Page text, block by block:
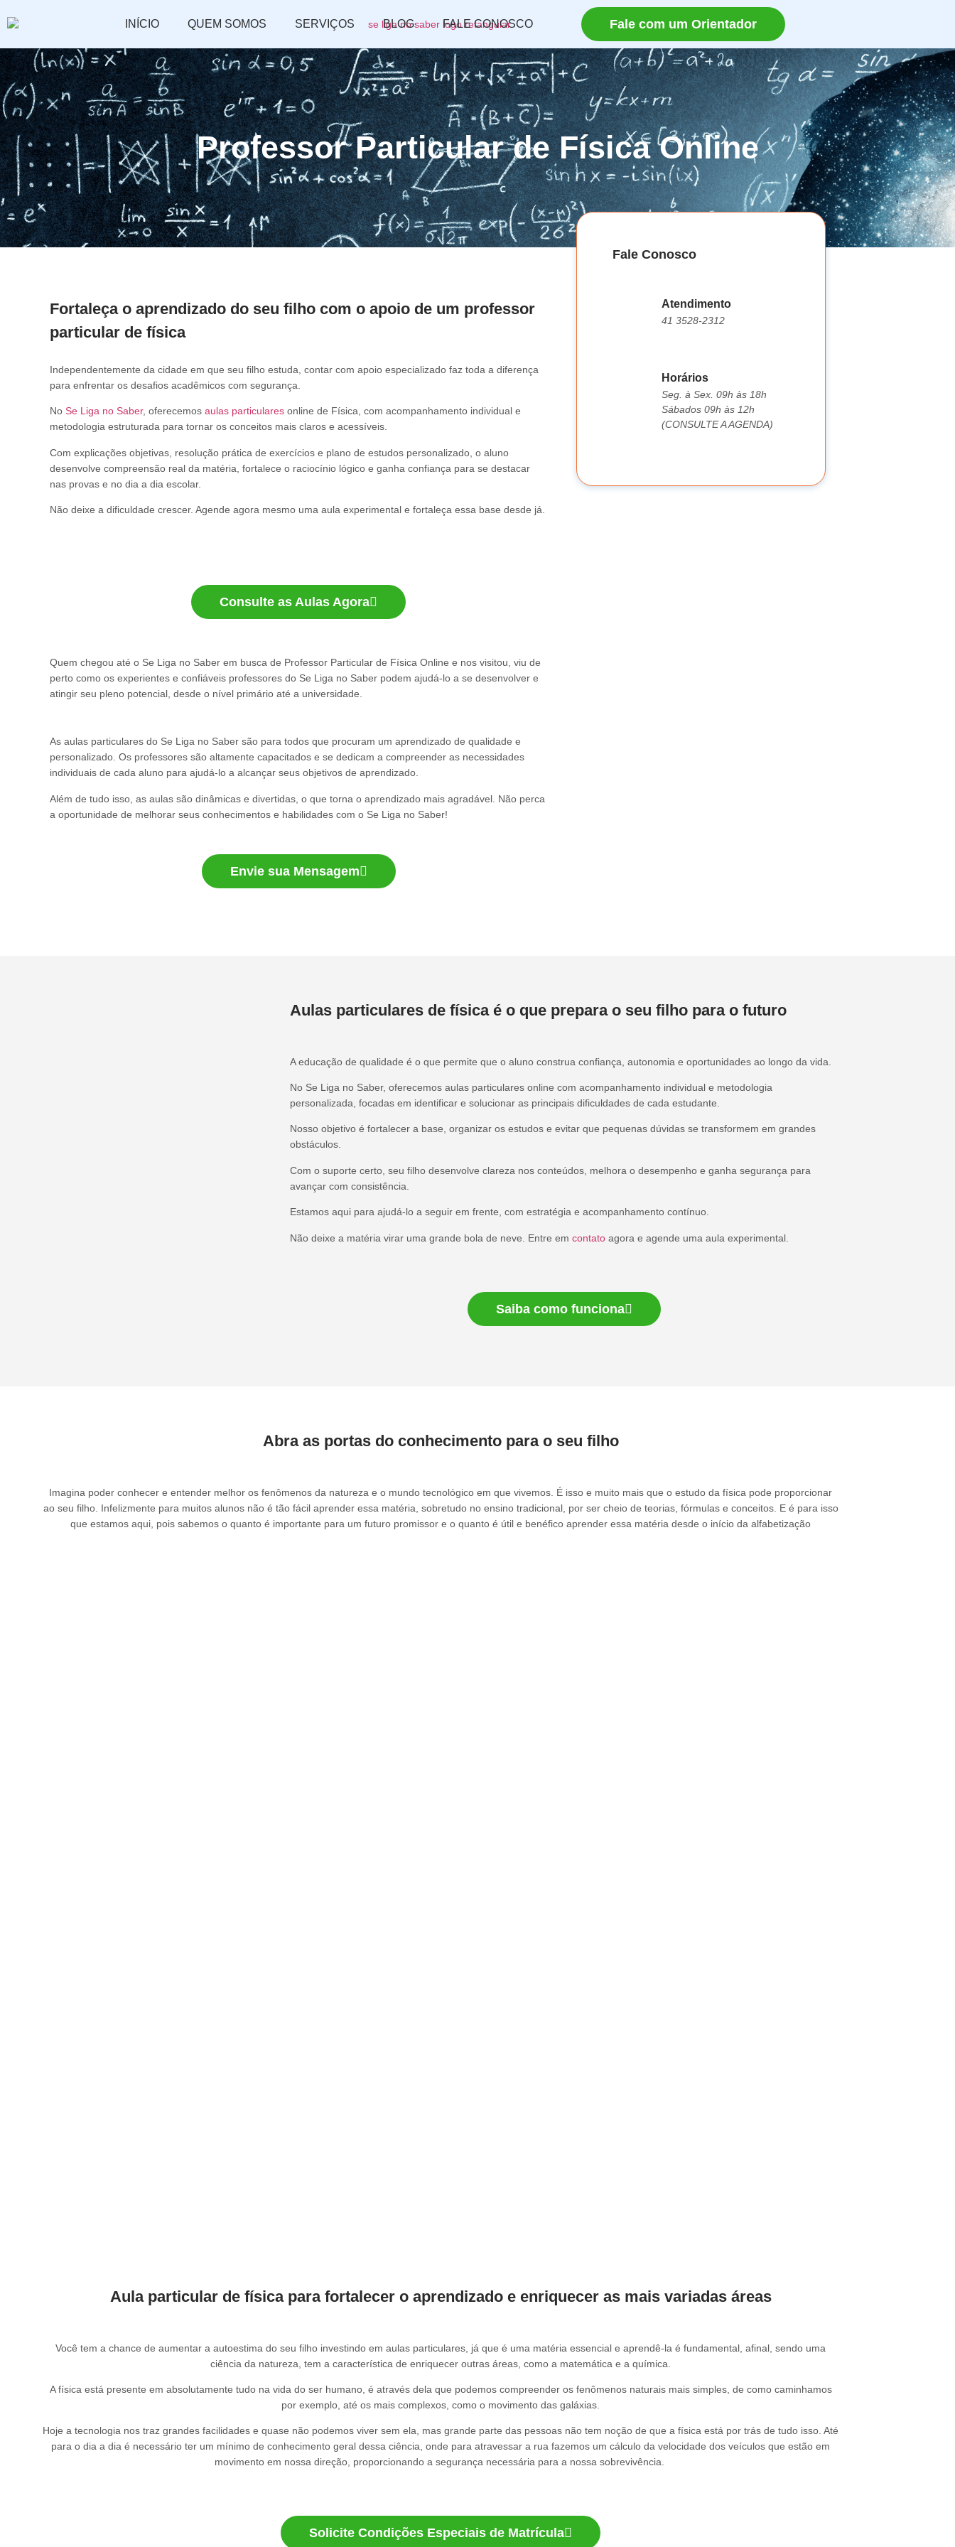
INÍCIO QUEM SOMOS SERVIÇOS BLOG FALE CONOSCO Fale com um Orientador
Professor Particular de Física Online
Fortaleça o aprendizado do seu filho com o apoio de um professor
particular de física
Independentemente da cidade em que seu filho estuda, contar com apoio especializado faz toda a diferença
para enfrentar os desafios acadêmicos com segurança.
No Se Liga no Saber, oferecemos aulas particulares online de Física, com acompanhamento individual e
metodologia estruturada para tornar os conceitos mais claros e acessíveis.
Com explicações objetivas, resolução prática de exercícios e plano de estudos personalizado, o aluno
desenvolve compreensão real da matéria, fortalece o raciocínio lógico e ganha confiança para se destacar
nas provas e no dia a dia escolar.
Não deixe a dificuldade crescer. Agende agora mesmo uma aula experimental e fortaleça essa base desde já.
Consulte as Aulas Agora
Quem chegou até o Se Liga no Saber em busca de Professor Particular de Física Online e nos visitou, viu de
perto como os experientes e confiáveis professores do Se Liga no Saber podem ajudá-lo a se desenvolver e
atingir seu pleno potencial, desde o nível primário até a universidade.
As aulas particulares do Se Liga no Saber são para todos que procuram um aprendizado de qualidade e
personalizado. Os professores são altamente capacitados e se dedicam a compreender as necessidades
individuais de cada aluno para ajudá-lo a alcançar seus objetivos de aprendizado.
Além de tudo isso, as aulas são dinâmicas e divertidas, o que torna o aprendizado mais agradável. Não perca
a oportunidade de melhorar seus conhecimentos e habilidades com o Se Liga no Saber!
Envie sua Mensagem
Fale Conosco
Atendimento
41 3528-2312
Horários
Seg. à Sex. 09h às 18h
Sábados 09h às 12h
(CONSULTE A AGENDA)
Aulas particulares de física é o que prepara o seu filho para o futuro
A educação de qualidade é o que permite que o aluno construa confiança, autonomia e oportunidades ao longo da vida.
No Se Liga no Saber, oferecemos aulas particulares online com acompanhamento individual e metodologia
personalizada, focadas em identificar e solucionar as principais dificuldades de cada estudante.
Nosso objetivo é fortalecer a base, organizar os estudos e evitar que pequenas dúvidas se transformem em grandes
obstáculos.
Com o suporte certo, seu filho desenvolve clareza nos conteúdos, melhora o desempenho e ganha segurança para
avançar com consistência.
Estamos aqui para ajudá-lo a seguir em frente, com estratégia e acompanhamento contínuo.
Não deixe a matéria virar uma grande bola de neve. Entre em contatoagora e agende uma aula experimental.
Saiba como funciona
Abra as portas do conhecimento para o seu filho
Imagina poder conhecer e entender melhor os fenômenos da natureza e o mundo tecnológico em que vivemos. É isso e muito mais que o estudo da física pode proporcionar
ao seu filho. Infelizmente para muitos alunos não é tão fácil aprender essa matéria, sobretudo no ensino tradicional, por ser cheio de teorias, fórmulas e conceitos. E é para isso
que estamos aqui, pois sabemos o quanto é importante para um futuro promissor e o quanto é útil e benéfico aprender essa matéria desde o início da alfabetização
Aula particular de física para fortalecer o aprendizado e enriquecer as mais variadas áreas
Você tem a chance de aumentar a autoestima do seu filho investindo em aulas particulares, já que é uma matéria essencial e aprendê-la é fundamental, afinal, sendo uma
ciência da natureza, tem a característica de enriquecer outras áreas, como a matemática e a química.
A física está presente em absolutamente tudo na vida do ser humano, é através dela que podemos compreender os fenômenos naturais mais simples, de como caminhamos
por exemplo, até os mais complexos, como o movimento das galáxias.
Hoje a tecnologia nos traz grandes facilidades e quase não podemos viver sem ela, mas grande parte das pessoas não tem noção de que a física está por trás de tudo isso. Até
para o dia a dia é necessário ter um mínimo de conhecimento geral dessa ciência, onde para atravessar a rua fazemos um cálculo da velocidade dos veículos que estão em
movimento em nossa direção, proporcionando a segurança necessária para a nossa sobrevivência.
Solicite Condições Especiais de Matrícula